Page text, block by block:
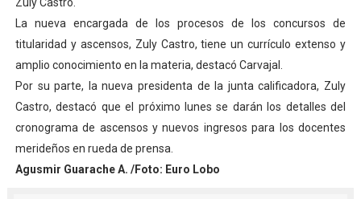
Venezuela Renace 2026 lleva sonrisas y prevención a
Mérida impulsa el mapa de conocimientos con
Complejo Educativo Talento Deportivo lanza Plan
Arnaldo Sánchez reinaugura Parque Recreacional
Corposalud inició talleres para aspirantes al curso de
Zuly Castro.
La nueva encargada de los procesos de los concursos de
titularidad y ascensos, Zuly Castro, tiene un currículo extenso y
amplio conocimiento en la materia, destacó Carvajal.
Por su parte, la nueva presidenta de la junta calificadora, Zuly
Castro, destacó que el próximo lunes se darán los detalles del
cronograma de ascensos y nuevos ingresos para los docentes
merideños en rueda de prensa.
Agusmir Guarache A. /Foto: Euro Lobo